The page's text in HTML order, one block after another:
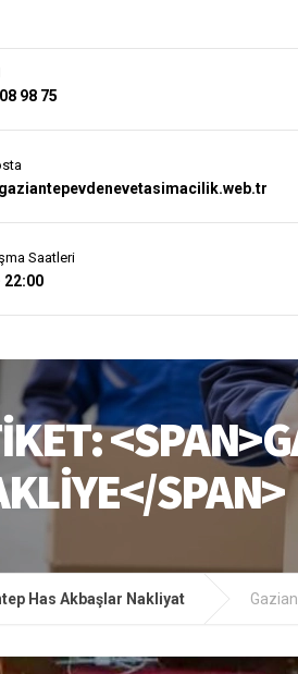
98 75
Saatleri
22:00
SPAN>
Has Akbaşlar Nakliyat